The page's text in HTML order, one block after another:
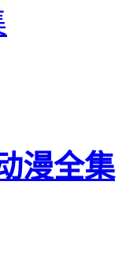
漫全集